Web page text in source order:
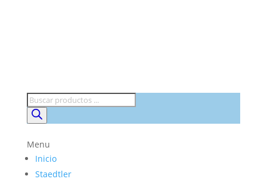
Búsqueda
de
productos
Menu
Inicio
Staedtler